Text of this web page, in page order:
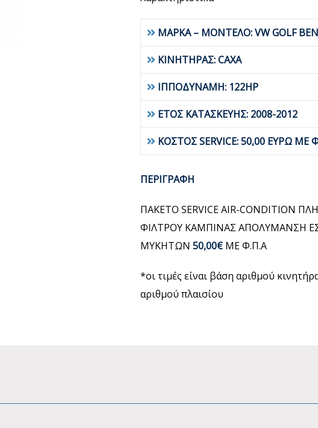
ΜΑΡΚΑ – ΜΟΝΤΕΛΟ: VW GOLF
ΚΙΝΗΤΗΡΑΣ: CAXA
ΙΠΠΟΔΥΝΑΜΗ: 122HP
ΕΤΟΣ ΚΑΤΑΣΚΕΥΗΣ: 2008-2012
ΚΟΣΤΟΣ SERVICE: 50,00 ΕΥΡΩ ΜΕ
ΠΕΡΙΓΡΑΦΗ
ΠΑΚΕΤΟ SERVICE AIR-CONDITION
ΦΙΛΤΡΟΥ ΚΑΜΠΙΝΑΣ ΑΠΟΛΥΜΑΝΣΗ
ΜΥΚΗΤΩΝ 50,00€ ΜΕ Φ.Π.Α
*οι τιμές είναι βάση αριθμού
αριθμού πλαισίου